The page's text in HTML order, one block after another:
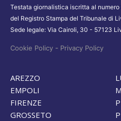
Testata giornalistica iscritta al numero
del Registro Stampa del Tribunale di
Sede legale: Via Cairoli, 30 - 57123
Cookie Policy - Privacy Policy
AREZZO
EMPOLI
FIRENZE
GROSSETO